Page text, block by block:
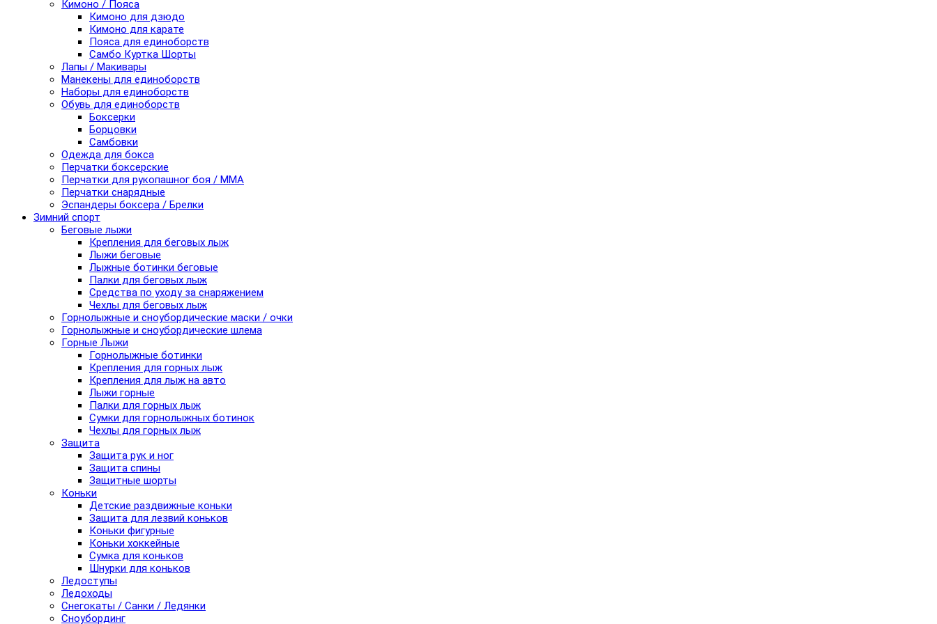
Кимоно / Пояса
Кимоно для дзюдо
Кимоно для карате
Пояса для единоборств
Самбо Куртка Шорты
Лапы / Макивары
Манекены для единоборств
Наборы для единоборств
Обувь для единоборств
Боксерки
Борцовки
Самбовки
Одежда для бокса
Перчатки боксерские
Перчатки для рукопашног боя / ММА
Перчатки снарядные
Эспандеры боксера / Брелки
Зимний спорт
Беговые лыжи
Крепления для беговых лыж
Лыжи беговые
Лыжные ботинки беговые
Палки для беговых лыж
Средства по уходу за снаряжением
Чехлы для беговых лыж
Горнолыжные и сноубордические маски / очки
Горнолыжные и сноубордические шлема
Горные Лыжи
Горнолыжные ботинки
Крепления для горных лыж
Крепления для лыж на авто
Лыжи горные
Палки для горных лыж
Сумки для горнолыжных ботинок
Чехлы для горных лыж
Защита
Защита рук и ног
Защита спины
Защитные шорты
Коньки
Детские раздвижные коньки
Защита для лезвий коньков
Коньки фигурные
Коньки хоккейные
Сумка для коньков
Шнурки для коньков
Ледоступы
Ледоходы
Снегокаты / Санки / Ледянки
Сноубординг